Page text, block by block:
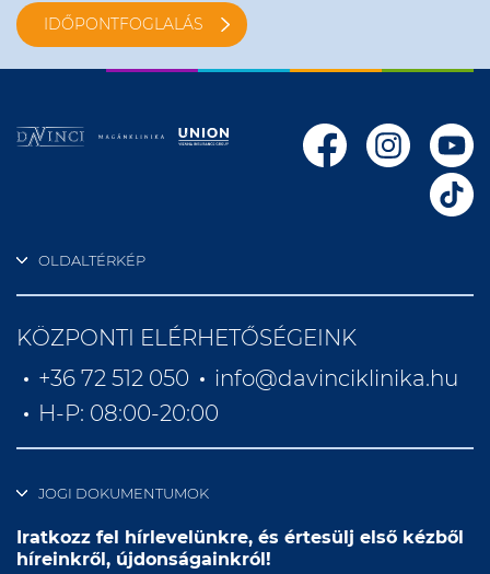
IDŐPONTFOGLALÁS
OLDALTÉRKÉP
KÖZPONTI ELÉRHETŐSÉGEINK
+36 72 512 050
info@davinciklinika.hu
H-P: 08:00-20:00
JOGI DOKUMENTUMOK
Iratkozz fel hírlevelünkre, és értesülj első kézből
híreinkről, újdonságainkról!